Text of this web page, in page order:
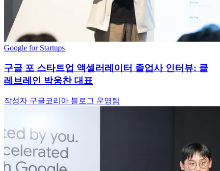
Google for Startups
구글 포 스타트업 액셀러레이터 졸업사 인터뷰: 클
레브레인 박웅찬 대표
작성자 구글코리아 블로그 운영팀